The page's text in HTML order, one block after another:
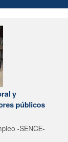
y
públicos
-SENCE-